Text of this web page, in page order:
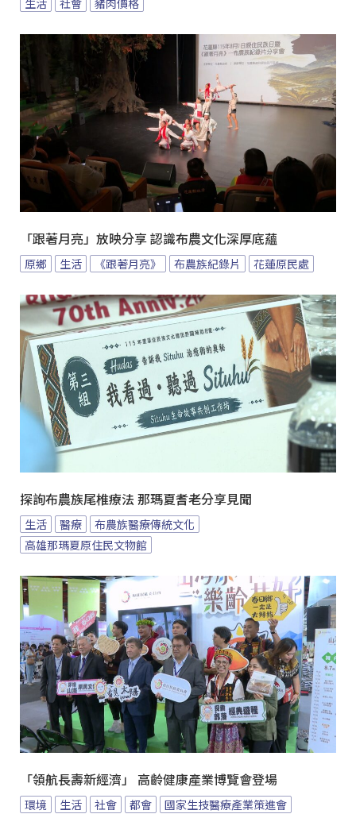
「跟著月亮」放映分享 認識布農文化深厚底蘊
原鄉 生活 《跟著月亮》 布農族紀錄片 花蓮原民處
探詢布農族尾椎療法 那瑪夏耆老分享見聞
生活 醫療
布農族醫療傳統文化
高雄那瑪夏原住民文物館
「領航長壽新經濟」 高齡健康產業博覽會登場
環境 生活 社會 都會
國家生技醫療產業策進會